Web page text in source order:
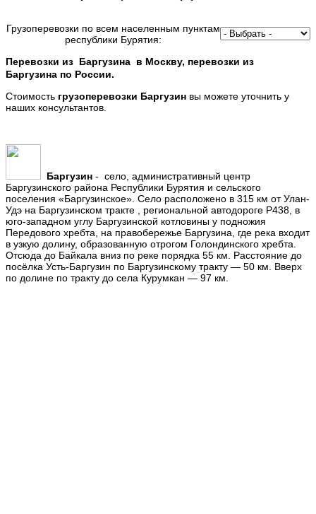
Грузоперевозки по всем населенным пунктам
республики Бурятия:
Перевозки из Баргузина в Москву, перевозки из
Баргузина по России.
Стоимость грузоперевозки Баргузин вы можете уточнить у
наших консультантов.
Баргузин - село, административный центр
Баргузинского района Республики Бурятия и сельского
поселения «Баргузинское». Село расположено в 315 км от Улан-
Удэ на Баргузинском тракте , региональной автодороге Р438, в
юго-западном углу Баргузинской котловины у подножия
Передового хребта, на правобережье Баргузина, где река входит
в узкую долину, образованную отрогом Голондинского хребта.
Отсюда до Байкала вниз по реке порядка 55 км. Расстояние до
посёлка Усть-Баргузин по Баргузинскому тракту — 50 км. Вверх
по долине по тракту до села Курумкан — 97 км.